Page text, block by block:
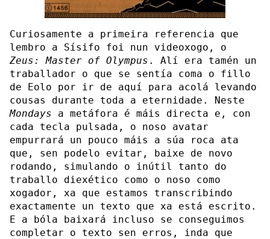
Curiosamente a primeira referencia que
lembro a Sísifo foi nun videoxogo, o
Zeus: Master of Olympus . Alí era tamén un
traballador o que se sentía coma o fillo
de Eolo por ir de aquí para acolá levando
cousas durante toda a eternidade. Neste
Mondays a metáfora é máis directa e, con
cada tecla pulsada, o noso avatar
empurrará un pouco máis a súa roca ata
que, sen podelo evitar, baixe de novo
rodando, simulando o inútil tanto do
traballo diexético como o noso como
xogador, xa que estamos transcribindo
exactamente un texto que xa está escrito.
E a bóla baixará incluso se conseguimos
completar o texto sen erros, inda que